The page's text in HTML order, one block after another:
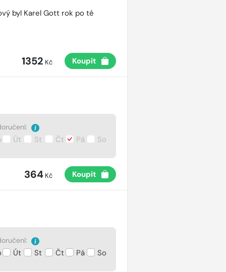
byl Karel Gott rok po té
1352 Kč Koupit
Út St Čt Pá So
364Kč Koupit
Út St Čt Pá So